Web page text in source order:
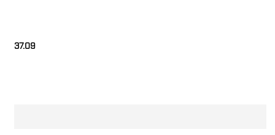
37.09